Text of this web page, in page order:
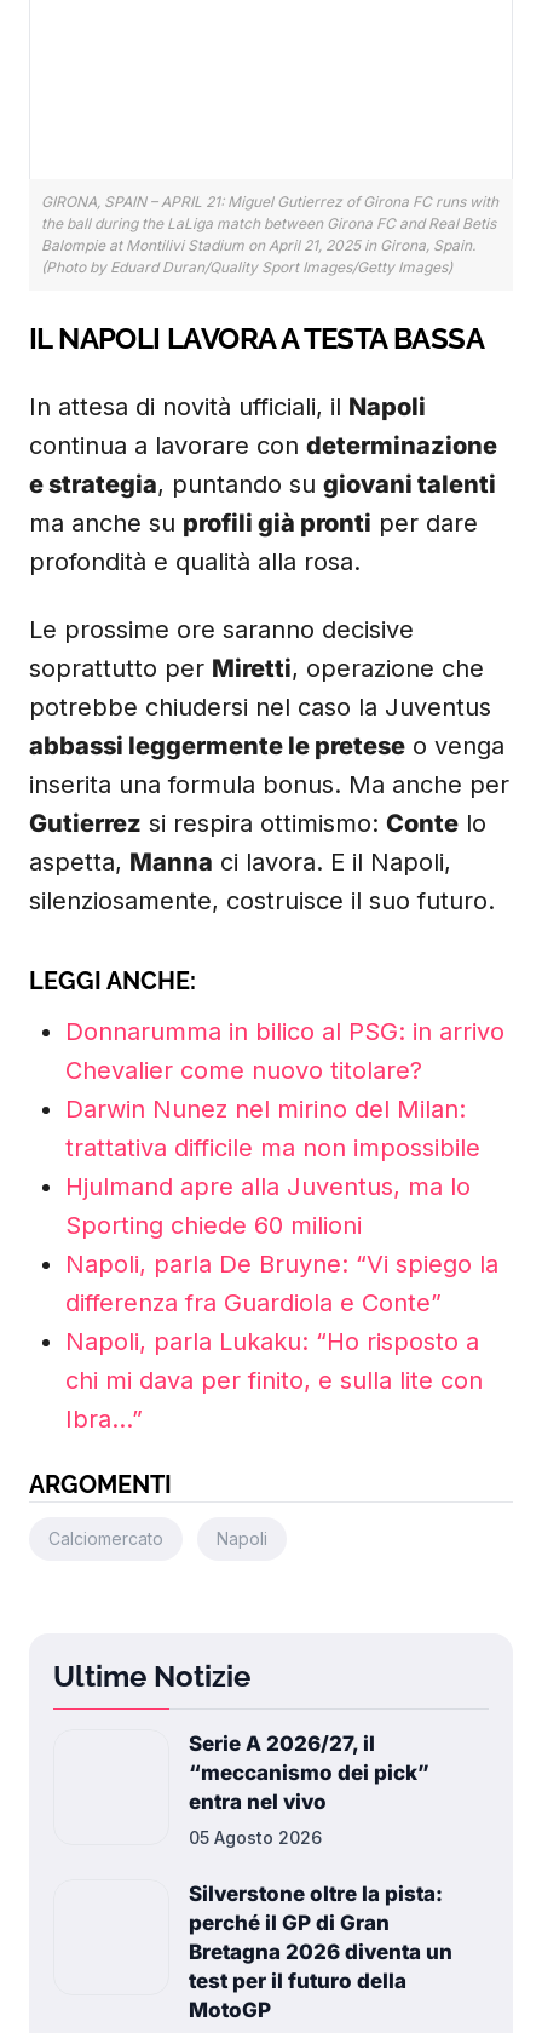
GIRONA, SPAIN – APRIL 21: Miguel Gutierrez of Girona FC runs with
the ball during the LaLiga match between Girona FC and Real Betis
Balompie at Montilivi Stadium on April 21, 2025 in Girona, Spain.
(Photo by Eduard Duran/Quality Sport Images/Getty Images)
IL NAPOLI LAVORA A TESTA BASSA
In attesa di novità ufficiali, il Napoli
continua a lavorare con determinazione
e strategia, puntando su giovani talenti
ma anche su profili già pronti per dare
profondità e qualità alla rosa.
Le prossime ore saranno decisive
soprattutto per Miretti, operazione che
potrebbe chiudersi nel caso la Juventus
abbassi leggermente le pretese o venga
inserita una formula bonus. Ma anche per
Gutierrez si respira ottimismo: Conte lo
aspetta, Manna ci lavora. E il Napoli,
silenziosamente, costruisce il suo futuro.
LEGGI ANCHE:
Donnarumma in bilico al PSG: in arrivo
Chevalier come nuovo titolare?
Darwin Nunez nel mirino del Milan:
trattativa difficile ma non impossibile
Hjulmand apre alla Juventus, ma lo
Sporting chiede 60 milioni
Napoli, parla De Bruyne: “Vi spiego la
differenza fra Guardiola e Conte”
Napoli, parla Lukaku: “Ho risposto a
chi mi dava per finito, e sulla lite con
Ibra…”
ARGOMENTI
Calciomercato Napoli
Ultime Notizie
Serie A 2026/27, il
“meccanismo dei pick”
entra nel vivo
05 Agosto 2026
Silverstone oltre la pista:
perché il GP di Gran
Bretagna 2026 diventa un
test per il futuro della
MotoGP